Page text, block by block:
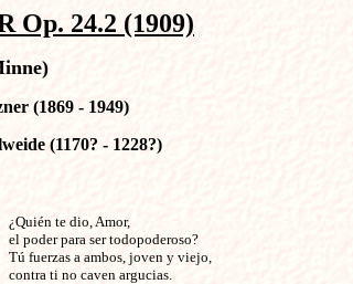
Op. 24.2 (1909)
(1869 - 1949)
(1170? - 1228?)
¿Quién te dio, Amor,
el poder para ser todopoderoso?
Tú fuerzas a ambos, joven y viejo,
contra ti no caven argucias.